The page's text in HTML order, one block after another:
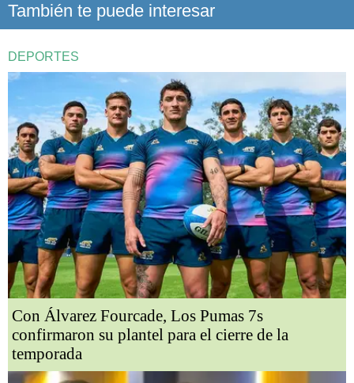
También te puede interesar
DEPORTES
Con Álvarez Fourcade, Los Pumas 7s
confirmaron su plantel para el cierre de la
temporada